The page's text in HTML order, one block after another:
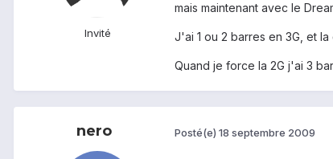
Invité
mais maintenant avec le
J'ai 1 ou 2 barres en 3G, et
Quand je force la 2G j'ai 3
nero Posté(e) 18 septembre 2009